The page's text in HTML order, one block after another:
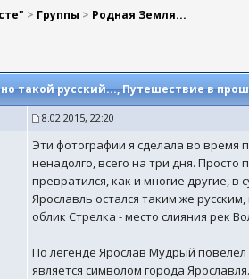
> Группы > Родная Земля...
такой русский..., Путешествие в
8.02.2015, 22:20
Эти фотографии я сделала во время
ненадолго, всего на три дня.
превратился, как и многие другие,
Ярославль остался таким же
облик Стрелка - место слияния рек
По легенде Ярослав Мудрый
является символом города